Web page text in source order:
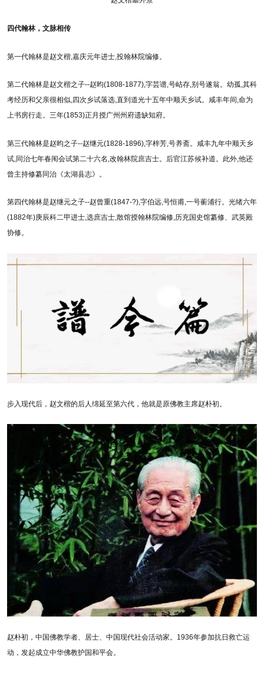
四代翰林，文脉相传
第一代翰林是赵文楷,嘉庆元年进士,投翰林院编修。
第二代翰林是赵文楷之子--赵昀(1808-1877),字芸谱,号岵存,别号遂翁。幼孤,其科
考经历和父亲很相似,四次乡试落选,直到道光十五年中顺天乡试。咸丰年间,命为
上书房行走。三年(1853)正月授广州州府遗缺知府。
第三代翰林是赵昀之子--赵继元(1828-1896),字梓芳,号养斋。咸丰九年中顺天乡
试,同治七年春闱会试第二十六名,改翰林院庶吉士。后官江苏候补道。此外,他还
曾主持修纂同治《太湖县志》。
第四代翰林是赵继元之子--赵曾重(1847-?),字伯远,号恒甫,一号蘅浦行。光绪六年
(1882年)庚辰科二甲进士,选庶吉士,散馆授翰林院编修,历充国史馆纂修、武英殿
协修。
步入现代后，赵文楷的后人绵延至第六代，他就是原佛教主席赵朴初。
赵朴初，中国佛教学者、居士、中国现代社会活动家。1936年参加抗日救亡运
动，发起成立中华佛教护国和平会。